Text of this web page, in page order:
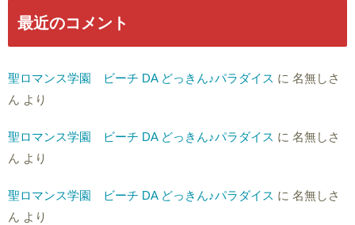
最近のコメント
聖ロマンス学園 ビーチ DA どっきん♪パラダイス に 名無しさ
ん より
聖ロマンス学園 ビーチ DA どっきん♪パラダイス に 名無しさ
ん より
聖ロマンス学園 ビーチ DA どっきん♪パラダイス に 名無しさ
ん より